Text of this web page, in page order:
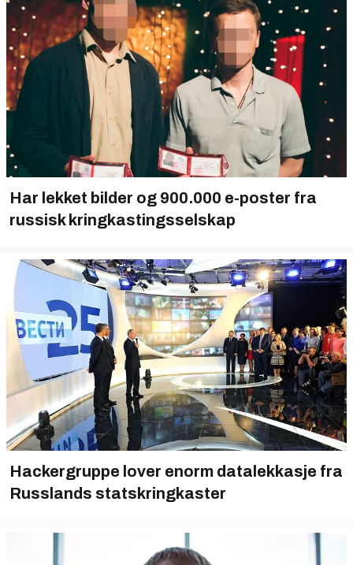
Har lekket bilder og 900.000 e-poster fra
russisk kringkastingsselskap
Hackergruppe lover enorm datalekkasje fra
Russlands statskringkaster